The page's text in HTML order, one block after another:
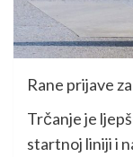
Rane prijave
Trčanje je
startnoj liniji i